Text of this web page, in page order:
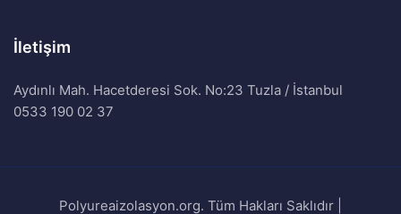
İletişim
Aydınlı Mah. Hacetderesi Sok. No:23 Tuzla / İstanbul
0533 190 02 37
Polyureaizolasyon.org. Tüm Hakları Saklıdır |